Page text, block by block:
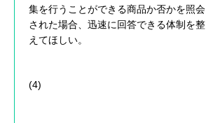
集を行うことができる商品か否かを照会
された場合、迅速に回答できる体制を整
えてほしい。
(4)